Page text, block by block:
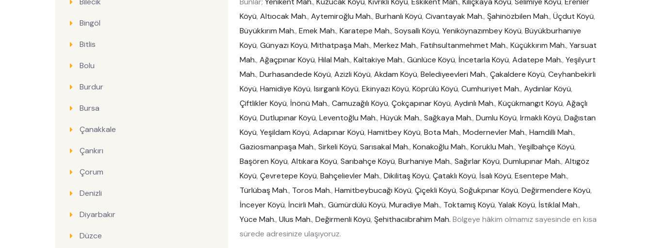
Bingöl
Bitlis
Bolu
Burdur
Bursa
Çanakkale
Çankırı
Çorum
Denizli
Diyarbakır
Düzce
Köyü, Altıocak Mah., Aytemiroğlu Mah., Burhanlı Köyü, Civantayak Mah., Şahinözbilen Mah., Üçdut Köyü,
Büyükkırım Mah., Emek Mah., Karatepe Mah., Soysallı Köyü, Yeniköynazımbey Köyü, Büyükburhaniye
Köyü, Günyazı Köyü, Mithatpaşa Mah., Merkez Mah., Fatihsultanmehmet Mah., Küçükkırım Mah., Yarsuat
Mah., Ağaçpınar Köyü, Hilal Mah., Kaltakiye Mah., Günlüce Köyü, İncetarla Köyü, Adatepe Mah., Yeşilyurt
Mah., Durhasandede Köyü, Azizli Köyü, Akdam Köyü, Belediyeevleri Mah., Çakaldere Köyü, Ceyhanbekirli
Köyü, Hamidiye Köyü, Isırganlı Köyü, Ekinyazı Köyü, Köprülü Köyü, Cumhuriyet Mah., Aydınlar Köyü,
Çiftlikler Köyü, İnönü Mah., Camuzağılı Köyü, Çokçapınar Köyü, Aydınlı Mah., Küçükmangıt Köyü, Ağaçlı
Köyü, Dutlupınar Köyü, Leventoğlu Mah., Hüyük Mah., Sağkaya Mah., Dumlu Köyü, Irmaklı Köyü, Dağıstan
Köyü, Yeşildam Köyü, Adapınar Köyü, Hamitbey Köyü, Bota Mah., Modernevler Mah., Hamdilli Mah.,
Gaziosmanpaşa Mah., Sirkeli Köyü, Sarısakal Mah., Konakoğlu Mah., Koruklu Mah., Yeşilbahçe Köyü,
Başören Köyü, Altıkara Köyü, Sarıbahçe Köyü, Burhaniye Mah., Sağırlar Köyü, Dumlupınar Mah., Altıgöz
Köyü, Çevretepe Köyü, Bahçelievler Mah., Dikilitaş Köyü, Çataklı Köyü, İsalı Köyü, Esentepe Mah.,
Türlübaş Mah., Toros Mah., Hamitbeybucağı Köyü, Çiçekli Köyü, Soğukpınar Köyü, Değirmendere Köyü,
İnceyer Köyü, İncirli Mah., Gümürdülü Köyü, Muradiye Mah., Toktamış Köyü, Yalak Köyü, İstiklal Mah.,
Yüce Mah., Ulus Mah., Değirmenli Köyü, Şehithacıibrahim Mah. Bölgeye hâkim olmamız sayesinde en kısa
sürede adresinize ulaşıyoruz.